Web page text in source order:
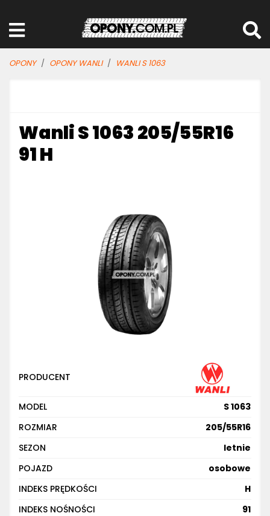
OPONY OPONY WANLI WANLI S 1063
Wanli S 1063 205/55R16
91 H
PRODUCENT
MODEL
S 1063
ROZMIAR
205/55R16
SEZON
letnie
POJAZD
osobowe
INDEKS PRĘDKOŚCI
H
INDEKS NOŚNOŚCI
91